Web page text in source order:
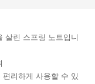
살린 스프링 노트입니
리하게 사용할 수 있